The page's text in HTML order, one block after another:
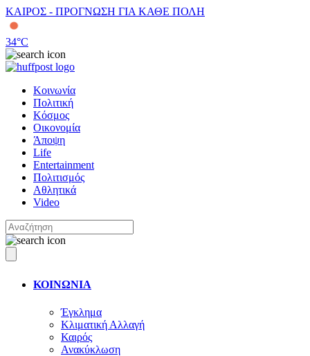
ΚΑΙΡΟΣ - ΠΡΟΓΝΩΣΗ ΓΙΑ ΚΑΘΕ ΠΟΛΗ
34°C
Κοινωνία
Πολιτική
Κόσμος
Οικονομία
Άποψη
Life
Entertainment
Πολιτισμός
Αθλητικά
Video
ΚΟΙΝΩΝΙΑ
Έγκλημα
Κλιματική Αλλαγή
Καιρός
Ανακύκλωση